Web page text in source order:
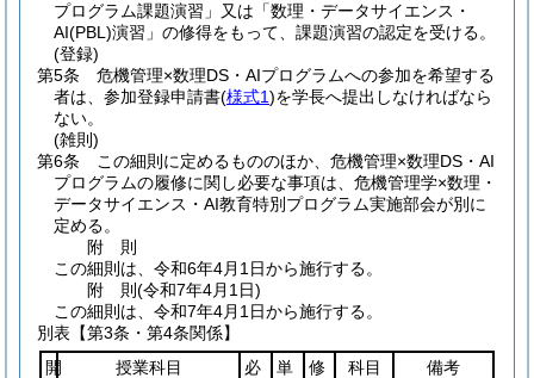
プログラム課題演習」又は「数理・データサイエンス・
AI(PBL)演習」の修得をもって、課題演習の認定を受ける。
(登録)
第5条
危機管理×数理DS・AIプログラムへの参加を希望する
者は、参加登録申請書(様式1)を学長へ提出しなければなら
ない。
(雑則)
第6条
この細則に定めるもののほか、危機管理×数理DS・AI
プログラムの履修に関し必要な事項は、危機管理学×数理・
データサイエンス・AI教育特別プログラム実施部会が別に
定める。
附 則
この細則は、令和6年4月1日から施行する。
附 則(令和7年4月1日)
この細則は、令和7年4月1日から施行する。
別表 【第3条・第4条関係】
開
授業科目
必
単
修
科目
備考